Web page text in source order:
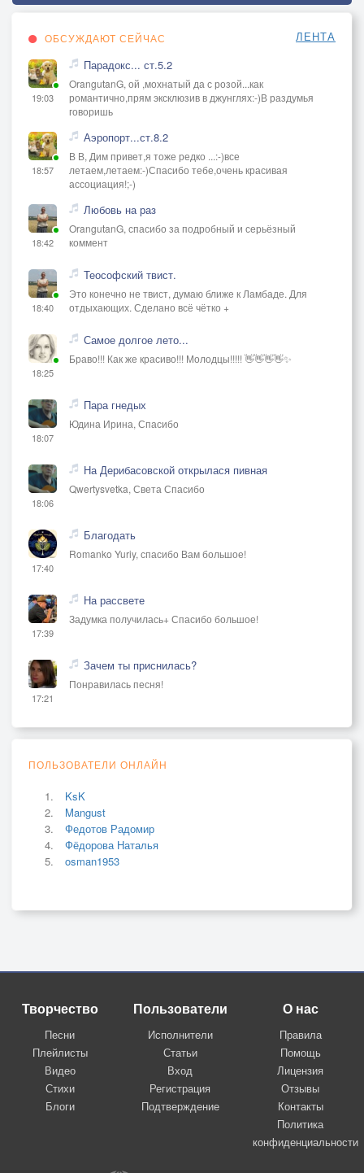
ОБСУЖДАЮТ СЕЙЧАС ЛЕНТА
19:03
Парадокс... ст.5.2
OrangutanG, ой ,мохнатый да с розой...как
романтично,прям эксклюзив в джунглях:-)В раздумья
говоришь
18:57
Аэропорт...ст.8.2
В В, Дим привет,я тоже редко ...:-)все
летаем,летаем:-)Спасибо тебе,очень красивая
ассоциация!;-)
18:42
Любовь на раз
OrangutanG, спасибо за подробный и серьёзный
коммент
18:40
Теософский твист.
Это конечно не твист, думаю ближе к Ламбаде. Для
отдыхающих. Сделано всё чётко +
18:25
Самое долгое лето...
Браво!!! Как же красиво!!! Молодцы!!!!! 👋👋👋👋✨
18:07
Пара гнедых
Юдина Ирина, Спасибо
18:06
На Дерибасовской открылася пивная
Qwertysvetka, Света Спасибо
17:40
Благодать
Romanko Yuriy, спасибо Вам большое!
17:39
На рассвете
Задумка получилась+ Спасибо большое!
17:21
Зачем ты приснилась?
Понравилась песня!
ПОЛЬЗОВАТЕЛИ ОНЛАЙН
KsK
Mangust
Федотов Радомир
Фёдорова Наталья
osman1953
Творчество
Песни
Плейлисты
Видео
Стихи
Блоги
Пользователи
Исполнители
Статьи
Вход
Регистрация
Подтверждение
О нас
Правила
Помощь
Лицензия
Отзывы
Контакты
Политика
конфиденциальности